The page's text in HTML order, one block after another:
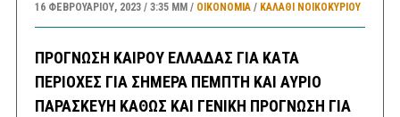
16 ΦΕΒΡΟΥΑΡΊΟΥ, 2023 3:35 ΜΜ ΟΙΚΟΝΟΜΙΑ/ ΚΑΛΑΘΙ ΝΟΙΚΟΚΥΡΙΟΥ
ΠΡΟΓΝΩΣΗ ΚΑΙΡΟΥ ΕΛΛΑΔΑΣ ΓΙΑ ΚΑΤΑ
ΠΕΡΙΟΧΕΣ ΓΙΑ ΣΗΜΕΡΑ ΠΕΜΠΤΗ ΚΑΙ ΑΥΡΙΟ
ΠΑΡΑΣΚΕΥΗ ΚΑΘΩΣ ΚΑΙ ΓΕΝΙΚΗ ΠΡΟΓΝΩΣΗ ΓΙΑ